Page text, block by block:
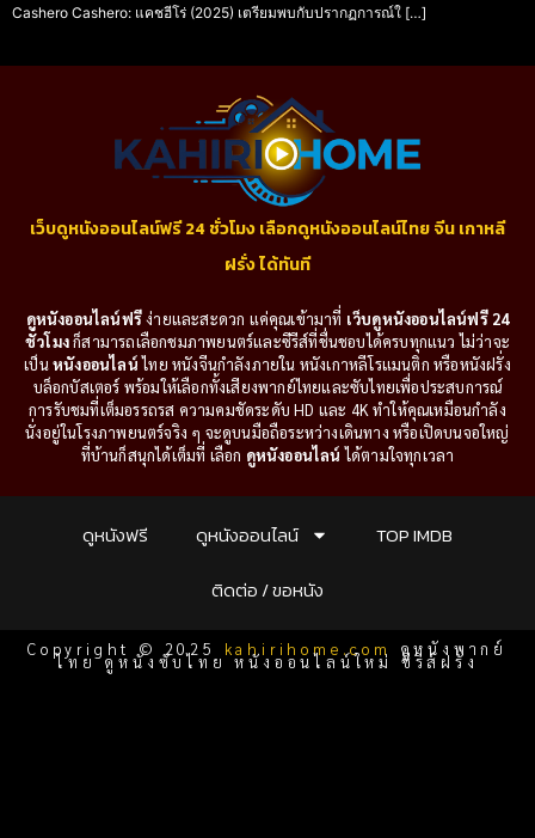
Cashero Cashero: แคชฮีโร่ (2025) เตรียมพบกับปรากฏการณ์ใ […]
เว็บดูหนังออนไลน์ฟรี 24 ชั่วโมง เลือกดูหนังออนไลน์ไทย จีน เกาหลี
ฝรั่ง ได้ทันที
ดูหนังออนไลน์ฟรีง่ายและสะดวก แค่คุณเข้ามาที่ เว็บดูหนังออนไลน์ฟรี 24
ชั่วโมงก็สามารถเลือกชมภาพยนตร์และซีรีส์ที่ชื่นชอบได้ครบทุกแนว ไม่ว่าจะ
เป็นหนังออนไลน์ไทย หนังจีนกำลังภายใน หนังเกาหลีโรแมนติก หรือหนังฝรั่ง
บล็อกบัสเตอร์ พร้อมให้เลือกทั้งเสียงพากย์ไทยและซับไทยเพื่อประสบการณ์
การรับชมที่เต็มอรรถรส ความคมชัดระดับ HD และ 4K ทำให้คุณเหมือนกำลัง
นั่งอยู่ในโรงภาพยนตร์จริง ๆ จะดูบนมือถือระหว่างเดินทาง หรือเปิดบนจอใหญ่
ที่บ้านก็สนุกได้เต็มที่ เลือก ดูหนังออนไลน์ ได้ตามใจทุกเวลา
ดูหนังฟรี ดูหนังออนไลน์
TOP IMDB
ติดต่อ / ขอหนัง
Copyright © 2025 kahirihome.com ดูหนังพากย์
ไทย ดูหนังซับไทย หนังออนไลน์ใหม่ ซีรีส์ฝรั่ง